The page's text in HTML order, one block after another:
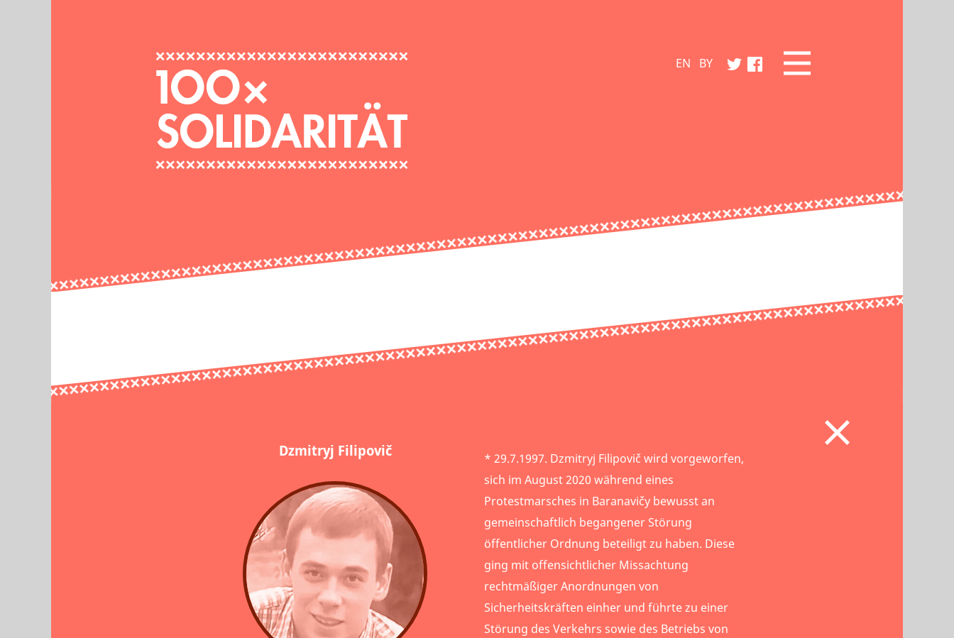
EN BY
Dzmitryj Filipovič
* 29.7.1997. Dzmitryj Filipovič wird vorgeworfen,
sich im August 2020 während eines
Protestmarsches in Baranavičy bewusst an
gemeinschaftlich begangener Störung
öffentlicher Ordnung beteiligt zu haben. Diese
ging mit offensichtlicher Missachtung
rechtmäßiger Anordnungen von
Sicherheitskräften einher und führte zu einer
Störung des Verkehrs sowie des Betriebs von